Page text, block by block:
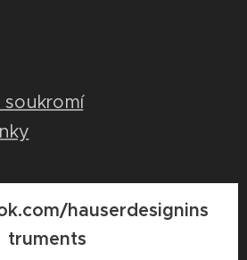
soukromí
hauserdesignins
truments